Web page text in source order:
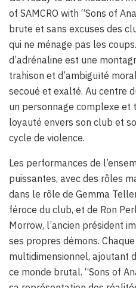
of SAMCRO with “Sons of
brute et sans excuses des
qui ne ménage pas les
d’adrénaline est une
trahison et d’ambiguïté
secoué et exalté. Au centre
un personnage complexe et
loyauté envers son club et
cycle de violence.
Les performances de
puissantes, avec des rôles
dans le rôle de Gemma
féroce du club, et de Ron
Morrow, l’ancien président
ses propres démons.
multidimensionnel, ajoutant
ce monde brutal. “Sons of